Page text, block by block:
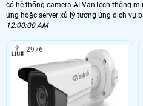
10.300.000 VNĐ Camera Báo
📳 lắp camera AI VanTech có nhiều
nhau và tùy vào từng nhu cầu sử
hợp. với camera wifi ứng dụng gia
phân tích báo động chống trộm phù
wifi xoay 360 độ tích hợp AI thì sẽ
âm thanh cảnh báo ngoài ra với một
camera sẽ thi hình và zoom hình đối
có hệ thống camera AI VanTech thông
ứng hoặc server xủ lý tương ứng dịch vụ
12:00:00 AM
2976